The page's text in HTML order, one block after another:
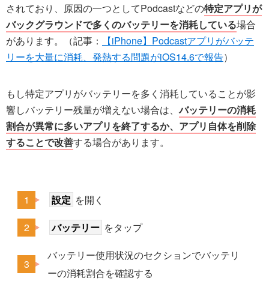
されており、原因の一つとしてPodcastなどの特定アプリが
バックグラウンドで多くのバッテリーを消耗している場合
があります。（記事：
【iPhone】Podcastアプリがバッテ
リーを大量に消耗、発熱する問題がiOS14.6で報告）
もし特定アプリがバッテリーを多く消耗していることが影
響しバッテリー残量が増えない場合は、バッテリーの消耗
割合が異常に多いアプリを終了するか、アプリ自体を削除
することで改善する場合があります。
設定 を開く
バッテリー をタップ
バッテリー使用状況のセクションでバッテリ
ーの消耗割合を確認する